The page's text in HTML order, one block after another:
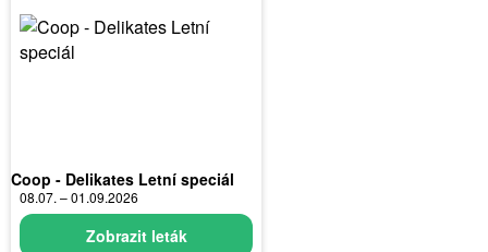
Coop - Delikates Letní speciál
08.07. – 01.09.2026
Zobrazit leták